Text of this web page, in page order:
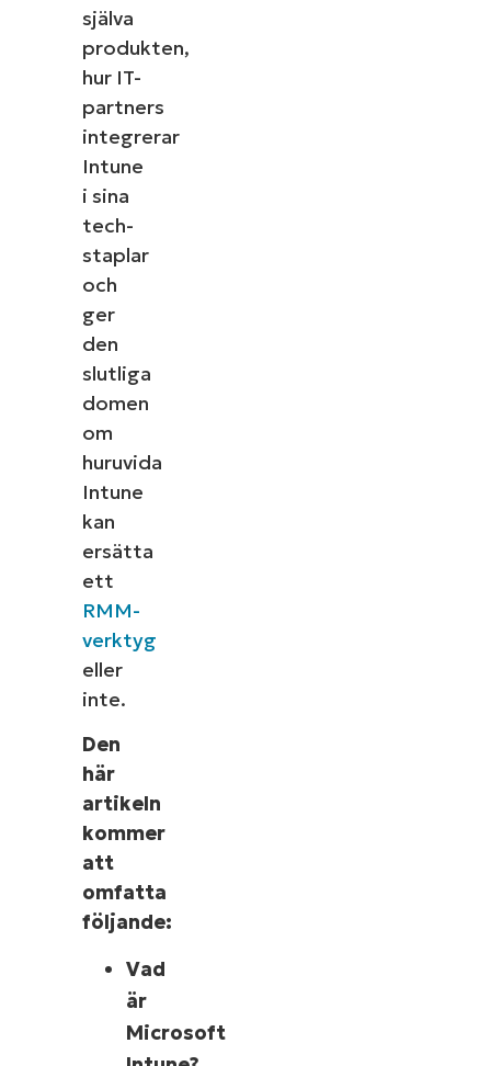
själva
produkten,
hur IT-
partners
integrerar
Intune
i sina
tech-
staplar
och
ger
den
slutliga
domen
om
huruvida
Intune
kan
ersätta
ett
RMM-
verktyg
eller
inte.
Den
här
artikeln
kommer
att
omfatta
följande:
Vad
är
Microsoft